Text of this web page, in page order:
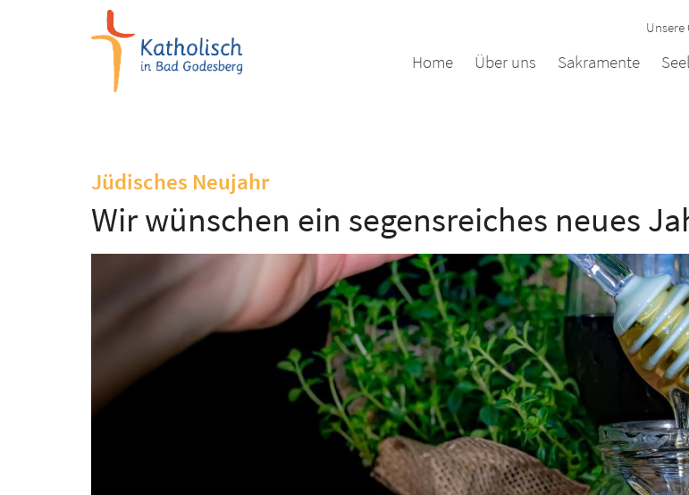
Zum Inhalt springen
Unsere
Home Über uns Sakramente
Jüdisches Neujahr:
Wir wünschen ein segensreiches neues